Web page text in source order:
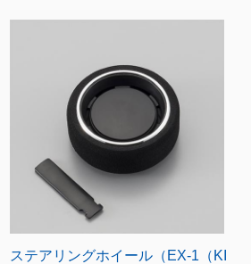
ステアリングホイール（EX-1（KI